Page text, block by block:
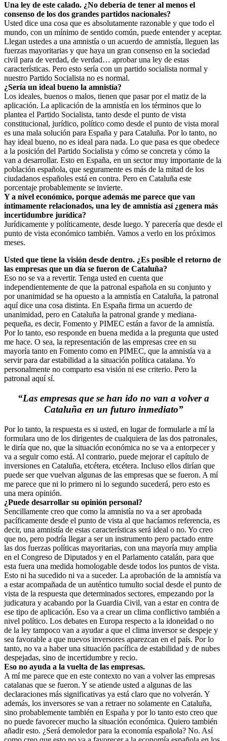
Una ley de este calado. ¿No debería de tener al menos el
consenso de los dos grandes partidos nacionales?
Usted dice una cosa que es absolutamente razonable y que todo el
mundo, con un mínimo de sentido común, puede entender y aceptar.
Llegan ustedes a una amnistía o un acuerdo de amnistía, lleguen las
fuerzas mayoritarias y que haya un gran consenso en la sociedad
civil para de verdad, de verdad… aprobar una ley de estas
características. Pero esto sería con un partido socialista normal y
nuestro Partido Socialista no es normal.
¿Sería un ideal bueno la amnistía?
Los ideales, buenos o malos, tienen que pasar por el matiz de la
aplicación. La aplicación de la amnistía en los términos que lo
plantea el Partido Socialista, tanto desde el punto de vista
constitucional, jurídico, político como desde el punto de vista moral
es una mala solución para España y para Cataluña. Por lo tanto, no
hay ideal bueno, no es ideal para nada. Lo que pasa es que obedece
a la posición del Partido Socialista y cómo se concreta y cómo la
van a desarrollar. Esto en España, en un sector muy importante de la
población española, que seguramente es más de la mitad de los
ciudadanos españoles está en contra. Pero en Cataluña este
porcentaje probablemente se invierte.
Y a nivel económico, porque además me parece que van
íntimamente relacionados, una ley de amnistía así ¿genera más
incertidumbre jurídica?
Jurídicamente y políticamente, desde luego. Y parecería que desde el
punto de vista económico también. Vamos a verlo en los próximos
meses.
Usted que tiene la visión desde dentro. ¿Es posible el retorno de
las empresas que un día se fueron de Cataluña?
Eso no se va a revertir. Tenga usted en cuenta que
independientemente de que la patronal española en su conjunto y
por unanimidad se ha opuesto a la amnistía en Cataluña, la patronal
aquí dice una cosa distinta. En España firma un acuerdo de
unanimidad, pero en Cataluña la patronal grande y mediana-
pequeña, es decir, Fomento y PIMEC están a favor de la amnistía.
Por lo tanto, eso responde en buena medida a la pregunta que usted
me hace. O sea, la representación de las empresas cree en su
mayoría tanto en Fomento como en PIMEC, que la amnistía va a
servir para dar estabilidad a la situación política catalana. Yo
personalmente no comparto esa visión ni ese criterio. Pero la
patronal aquí sí.
“Las empresas que se han ido no van a volver a
Cataluña en un futuro inmediato”
Por lo tanto, la respuesta es si usted, en lugar de formularle a mí la
formulara uno de los dirigentes de cualquiera de las dos patronales,
le diría que no, que la situación económica no se va a entorpecer y
va a seguir como está. Al contrario, puede mejorar el capítulo de
inversiones en Cataluña, etcétera, etcétera. Incluso ellos dirían que
puede ser que vuelvan algunas de las empresas que se fueron. A mí
me parece que ni lo primero ni lo segundo sucederá, pero esto es
una mera opinión.
¿Puede desarrollar su opinión personal?
Sencillamente creo que como la amnistía no va a ser aprobada
pacíficamente desde el punto de vista al que hacíamos referencia, es
decir, una amnistía de estas características será ideal o no. Yo creo
que no, pero podría llegar a ser un instrumento pero pactado entre
las dos fuerzas políticas mayoritarias, con una mayoría muy amplia
en el Congreso de Diputados y en el Parlamento catalán, para que
esta fuera una medida homologable desde todos los puntos de vista.
Esto ni ha sucedido ni va a suceder. La aprobación de la amnistía va
a estar acompañada de un auténtico tumulto social desde el punto de
vista de la respuesta que determinados sectores, empezando por la
judicatura y acabando por la Guardia Civil, van a estar en contra de
ese tipo de aplicación. Eso va a crear un clima conflictivo también a
nivel político. Los debates en Europa respecto a la idoneidad o no
de la ley tampoco van a ayudar a que el clima inversor se despeje y
sea favorable a que nuevos inversores aparezcan en el país. Por lo
tanto, no va a haber una situación pacífica de estabilidad y de nubes
despejadas, sino de incertidumbre y recio.
Eso no ayuda a la vuelta de las empresas.
A mí me parece que en este contexto no van a volver las empresas
catalanas que se fueron. Y se atiende usted a algunas de las
declaraciones más significativas ya está claro que no volverán. Y
además, los inversores se van a retraer no solamente en Cataluña,
sino probablemente también en España y por lo tanto esto creo que
no puede favorecer mucho la situación económica. Quiero también
añadir esto. ¿Será demoledor para la economía española? No. Así